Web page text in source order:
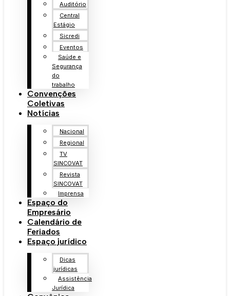
Auditório
Central
Estágio
Sicredi
Eventos
Saúde e
Segurança
do
trabalho
Convenções
Coletivas
Notícias
Nacional
Regional
TV
SINCOVAT
Revista
SINCOVAT
Imprensa
Espaço do
Empresário
Calendário de
Feriados
Espaço jurídico
Dicas
jurídicas
Assistência
Jurídica